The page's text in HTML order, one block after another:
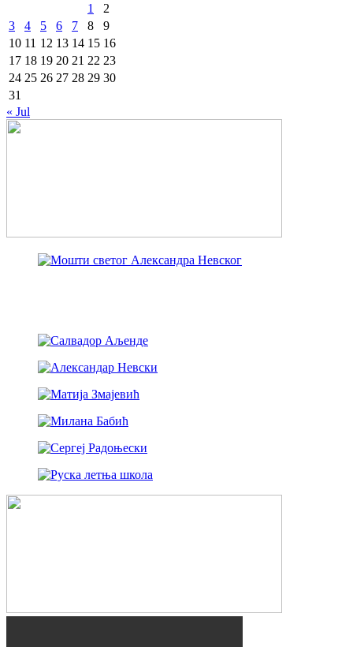
1
2
3
4 5 6 7 8
9
10 11 12 13 14 15 16
17 18 19 20 21 22 23
24 25 26 27 28 29 30
31
« Jul